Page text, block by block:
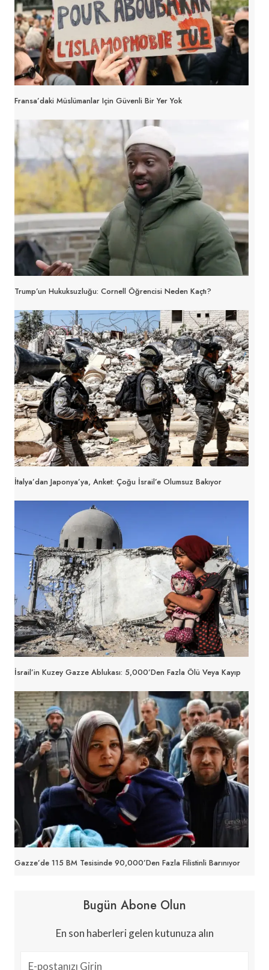
Fransa’daki Müslümanlar Için Güvenli Bir Yer Yok
Trump’un Hukuksuzluğu: Cornell Öğrencisi Neden Kaçtı?
İtalya’dan Japonya’ya, Anket: Çoğu İsrail’e Olumsuz Bakıyor
İsrail’in Kuzey Gazze Ablukası: 5,000’den Fazla Ölü Veya Kayıp
Gazze’de 115 BM Tesisinde 90,000’den Fazla Filistinli Barınıyor
Bugün Abone Olun
En son haberleri gelen kutunuza alın